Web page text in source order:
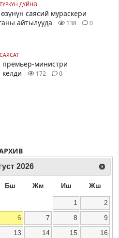
ТҮРКҮН ДҮЙНӨ
саясий мураскери
айтылууда
138 0
САЯСАТ
премьер-министри
келди
172 0
2026
Бш Жм Иш Жш
1
2
6 7 8
9
13 14 15
16